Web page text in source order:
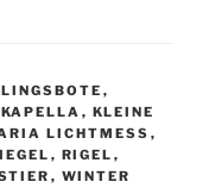
,
KAPELLA , KLEINE
LICHTMESS ,
, RIGEL ,
, WINTER